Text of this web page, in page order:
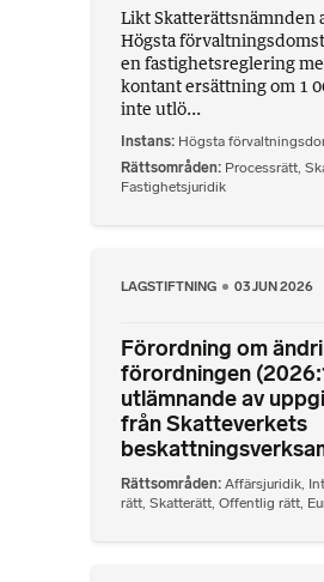
Likt Skatterättsnämnden
Högsta
en fastighetsreglering
kontant ersättning om 1
inte utlö...
Instans Högsta
Rättsområden Processrätt,
Fastighetsjuridik
LAGSTIFTNING 03 JUN 2026
Förordning om
förordningen
utlämnande av
från Skatteverkets
Rättsområden Affärsjuridik
rätt Skatterätt Offentlig rätt